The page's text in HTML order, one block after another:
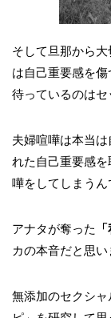
そして旦那から
は自己重要感を
待っているのはセ
夫婦喧嘩は本当
れた自己重要感
嘩をしてしまうん
アナタが奪った
カの本音だと思い
無添加のセクシ